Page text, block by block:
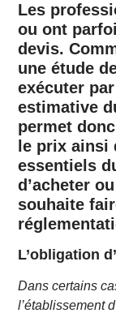
Les
ou ont
devis.
une étude
exécuter
estimative
permet
le prix ainsi
essentiels
d’acheter
souhaite
L’obligation
Dans certains
l’établissement